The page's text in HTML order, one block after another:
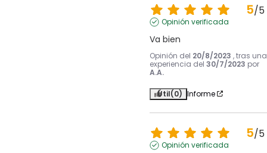
5/5
Opinión verificada
Va bien
Opinión del 20/8/2023 , tras una
experiencia del 30/7/2023 por
A.A.
Útil(0) Informe
5/5
Opinión verificada